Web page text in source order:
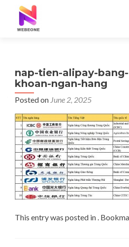
nap-tien-alipay-
khoan-ngan-hang
Posted on June 2, 2025
This entry was posted in .